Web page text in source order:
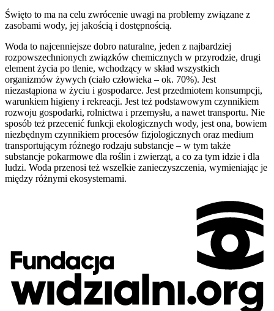
Święto to ma na celu zwrócenie uwagi na problemy związane z
zasobami wody, jej jakością i dostępnością.
Woda to najcenniejsze dobro naturalne, jeden z najbardziej
rozpowszechnionych związków chemicznych w przyrodzie, drugi
element życia po tlenie, wchodzący w skład wszystkich
organizmów żywych (ciało człowieka – ok. 70%). Jest
niezastąpiona w życiu i gospodarce. Jest przedmiotem konsumpcji,
warunkiem higieny i rekreacji. Jest też podstawowym czynnikiem
rozwoju gospodarki, rolnictwa i przemysłu, a nawet transportu. Nie
sposób też przecenić funkcji ekologicznych wody, jest ona, bowiem
niezbędnym czynnikiem procesów fizjologicznych oraz medium
transportującym różnego rodzaju substancje – w tym także
substancje pokarmowe dla roślin i zwierząt, a co za tym idzie i dla
ludzi. Woda przenosi też wszelkie zanieczyszczenia, wymieniając je
między różnymi ekosystemami.